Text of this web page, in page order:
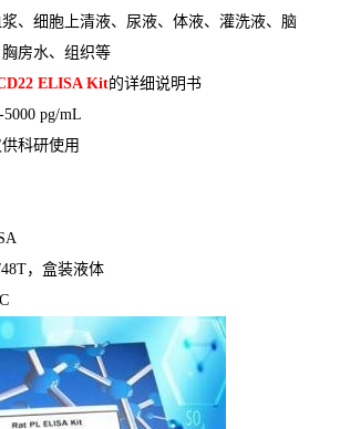
、细胞上清液、尿液、体液、灌洗液、脑
房水、组织等
ELISA Kit的详细说明书
5000 pg/mL
科研使用
，盒装液体